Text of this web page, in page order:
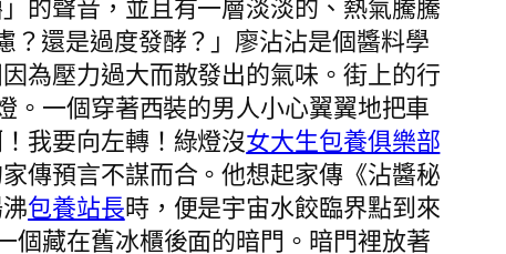
的聲音，並且有一層淡淡的、熱氣騰騰
還是過度發酵？」廖沾沾是個醬料學
為壓力過大而散發出的氣味。街上的行
。一個穿著西裝的男人小心翼翼地把車
我要向左轉！綠燈沒女大生包養俱樂部
傳預言不謀而合。他想起家傳《沾醬秘
包養站長時，便是宇宙水餃臨界點到來
個藏在舊冰櫃後面的暗門。暗門裡放著